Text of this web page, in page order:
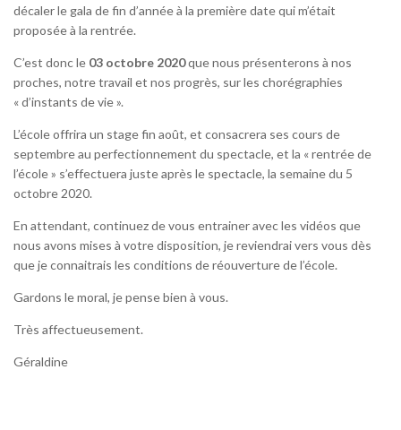
décaler le gala de fin d’année à la première date qui m’était
proposée à la rentrée.
C’est donc le 03 octobre 2020que nous présenterons à nos
proches, notre travail et nos progrès, sur les chorégraphies
« d’instants de vie ».
L’école offrira un stage fin août, et consacrera ses cours de
septembre au perfectionnement du spectacle, et la « rentrée de
l’école » s’effectuera juste après le spectacle, la semaine du 5
octobre 2020.
En attendant, continuez de vous entrainer avec les vidéos que
nous avons mises à votre disposition, je reviendrai vers vous dès
que je connaitrais les conditions de réouverture de l’école.
Gardons le moral, je pense bien à vous.
Très affectueusement.
Géraldine